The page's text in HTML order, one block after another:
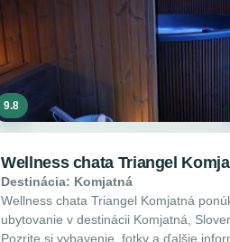
9.8
Wellness chata Triangel
Destinácia: Komjatná
Wellness chata Triangel Komjatná
ubytovanie v destinácii Komjatná,
Pozrite si vybavenie, fotky a ďalšie